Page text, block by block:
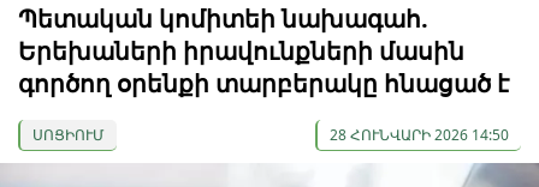
Պետական ​​կոմիտեի նախագահ.
Երեխաների իրավունքների մասին
գործող օրենքի տարբերակը հնացած է
ՍՈՑԻՈՒՄ 28 ՀՈՒՆՎԱՐԻ 2026 14:50